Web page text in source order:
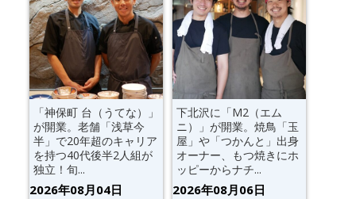
「神保町 台（うてな）」
が開業。老舗「浅草今
半」で20年超のキャリア
を持つ40代後半2人組が
独立！旬...
2026年08月04日
下北沢に「M2（エム
ニ）」が開業。焼鳥「玉
屋」や「つかんと」出身
オーナー、もつ焼きにホ
ッピーからナチ...
2026年08月06日